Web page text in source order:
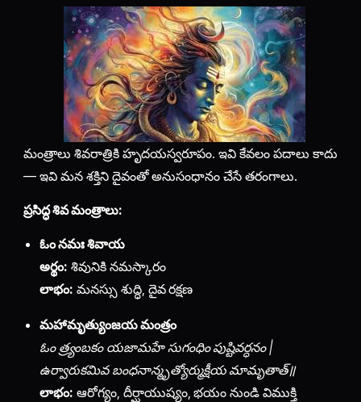
మంత్రాలు శివరాత్రికి హృదయస్వరూపం. ఇవి కేవలం పదాలు కాదు
— ఇవి మన శక్తిని దైవంతో అనుసంధానం చేసే తరంగాలు.
ప్రసిద్ధ శివ మంత్రాలు:
ఓం నమః శివాయ
అర్థం: శివునికి నమస్కారం
లాభం: మనస్సు శుద్ధి, దైవ రక్షణ
మహామృత్యుంజయ మంత్రం
ఓం త్ర్యంబకం యజామహే సుగంధిం పుష్టివర్ధనం |
ఉర్వారుకమివ బంధనాన్మృత్యోర్ముక్షీయ మామృతాత్॥
లాభం: ఆరోగ్యం, దీర్ఘాయుష్యం, భయం నుండి విముక్తి